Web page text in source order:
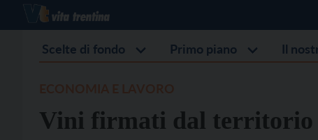
Scelte di fondo Primo piano Il
Vini firmati dal territorio